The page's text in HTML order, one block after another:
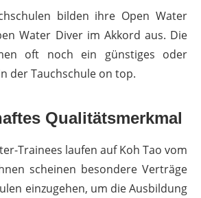
bilden ihre Open Water
Water Diver im Akkord aus. Die
oft noch ein günstiges oder
der Tauchschule on top.
Qualitätsmerkmal
Trainees laufen auf Koh Tao vom
scheinen besondere Verträge
einzugehen, um die Ausbildung